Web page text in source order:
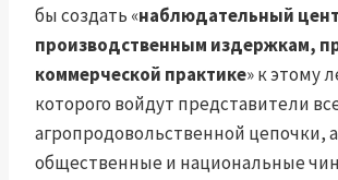
бы создать «наблюдательный
производственным издержкам,
коммерческой практике» к этому
которого войдут представители
агропродовольственной цепочки,
общественные и национальные